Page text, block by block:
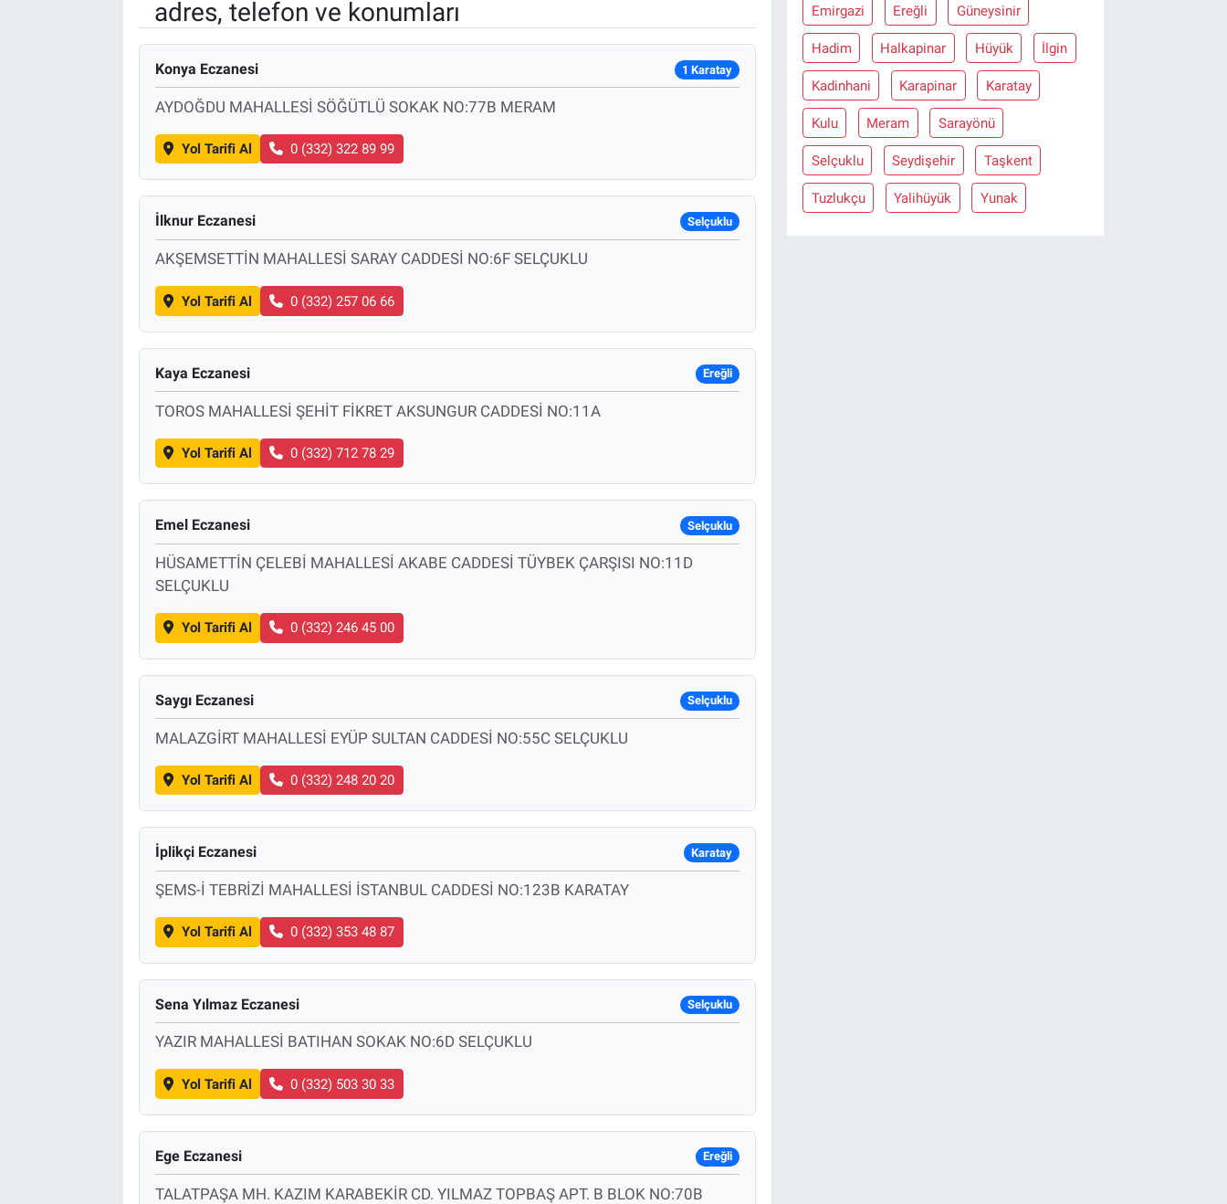
adres, telefon ve konumları
Konya Eczanesi 1 Karatay
AYDOĞDU MAHALLESİ SÖĞÜTLÜ SOKAK NO:77B MERAM
Yol Tarifi Al 0 (332) 322 89 99
İlknur Eczanesi Selçuklu
AKŞEMSETTİN MAHALLESİ SARAY CADDESİ NO:6F SELÇUKLU
Yol Tarifi Al 0 (332) 257 06 66
Kaya Eczanesi Ereğli
TOROS MAHALLESİ ŞEHİT FİKRET AKSUNGUR CADDESİ NO:11A
Yol Tarifi Al 0 (332) 712 78 29
Emel Eczanesi Selçuklu
HÜSAMETTİN ÇELEBİ MAHALLESİ AKABE CADDESİ TÜYBEK ÇARŞISI NO:11D
SELÇUKLU
Yol Tarifi Al 0 (332) 246 45 00
Saygı Eczanesi Selçuklu
MALAZGİRT MAHALLESİ EYÜP SULTAN CADDESİ NO:55C SELÇUKLU
Yol Tarifi Al 0 (332) 248 20 20
İplikçi Eczanesi Karatay
ŞEMS-İ TEBRİZİ MAHALLESİ İSTANBUL CADDESİ NO:123B KARATAY
Yol Tarifi Al 0 (332) 353 48 87
Sena Yılmaz Eczanesi Selçuklu
YAZIR MAHALLESİ BATIHAN SOKAK NO:6D SELÇUKLU
Yol Tarifi Al 0 (332) 503 30 33
Ege Eczanesi Ereğli
TALATPAŞA MH. KAZIM KARABEKİR CD. YILMAZ TOPBAŞ APT. B BLOK NO:70B
Emirgazi Ereğli Güneysinir
Hadim Halkapinar Hüyük İlgin
Kadinhani Karapinar Karatay
Kulu Meram Sarayönü
Selçuklu Seydişehir Taşkent
Tuzlukçu Yalihüyük Yunak